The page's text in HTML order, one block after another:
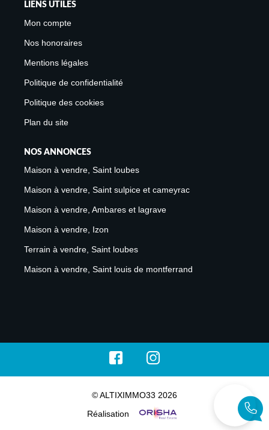
LIENS UTILES
Mon compte
Nos honoraires
Mentions légales
Politique de confidentialité
Politique des cookies
Plan du site
NOS ANNONCES
Maison à vendre, Saint loubes
Maison à vendre, Saint sulpice et cameyrac
Maison à vendre, Ambares et lagrave
Maison à vendre, Izon
Terrain à vendre, Saint loubes
Maison à vendre, Saint louis de montferrand
© ALTIXIMMO33 2026
Réalisation